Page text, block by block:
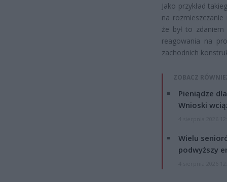
Jako przykład
na
że był to
reagowania na
zachodnich
ZOBACZ
Pieniądze
Wnioski
Wielu
podwyższy